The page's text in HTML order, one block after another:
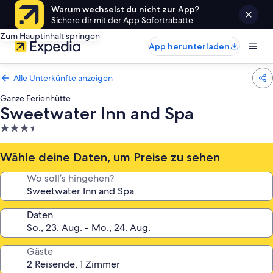
Warum wechselst du nicht zur App?
Sichere dir mit der App Sofortrabatte
Zum Hauptinhalt springen
App herunterladen
Alle Unterkünfte anzeigen
Ganze Ferienhütte
Sweetwater Inn and Spa
3.5-
Sterne-
Unterkunft
Wähle deine Daten, um Preise zu sehen
Wo soll’s hingehen?
Daten
Gäste